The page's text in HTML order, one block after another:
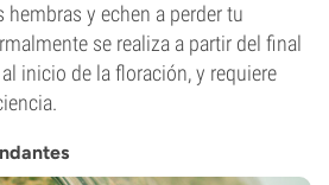
y echen a perder tu
se realiza a partir del final
inicio de la floración, y requiere